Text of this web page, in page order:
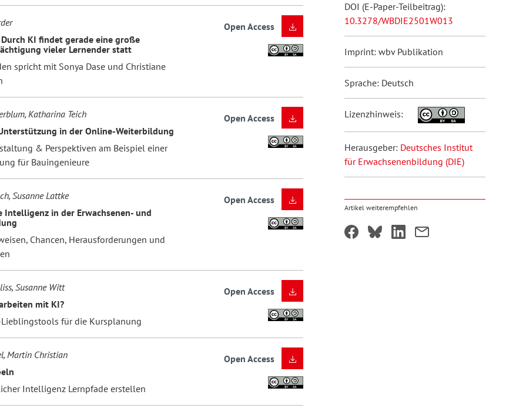
Durch KI findet gerade eine große
vieler Lernender statt
spricht mit Sonya Dase und Christiane
Open Access
Katharina Teich
in der Online-Weiterbildung
& Perspektiven am Beispiel einer
für Bauingenieure
Open Access
Susanne Lattke
Intelligenz in der Erwachsenen- und
Chancen, Herausforderungen und
Open Access
Susanne Witt
mit KI?
Lieblingstools für die Kursplanung
Open Access
Martin Christian
Intelligenz Lernpfade erstellen
Open Access
DOI (E-Paper-Teilbeitrag):
10.3278/WBDIE2501W013
Imprint: wbv Publikation
Sprache: Deutsch
Lizenzhinweis:
Herausgeber: Deutsches Institut
für Erwachsenenbildung (DIE)
Artikel weiterempfehlen